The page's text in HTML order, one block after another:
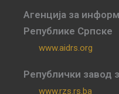
Агенција за
Републике Српске
www.aidrs.org
Републички завод
www.rzs.rs.ba